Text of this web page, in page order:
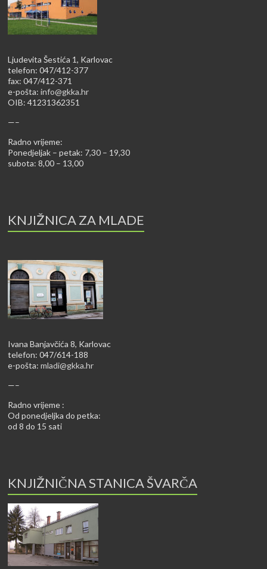
Ljudevita Šestića 1, Karlovac
telefon: 047/412-377
fax: 047/412-371
e-pošta:info@gkka.hr
OIB: 41231362351
—–
Radno vrijeme:
Ponedjeljak – petak: 7,30 – 19,30
subota: 8,00 – 13,00
KNJIŽNICA ZA MLADE
Ivana Banjavčića 8, Karlovac
telefon: 047/614-188
e-pošta:mladi@gkka.hr
—–
Radno vrijeme :
Od ponedjeljka do petka:
od 8 do 15 sati
KNJIŽNIČNA STANICA ŠVARČA